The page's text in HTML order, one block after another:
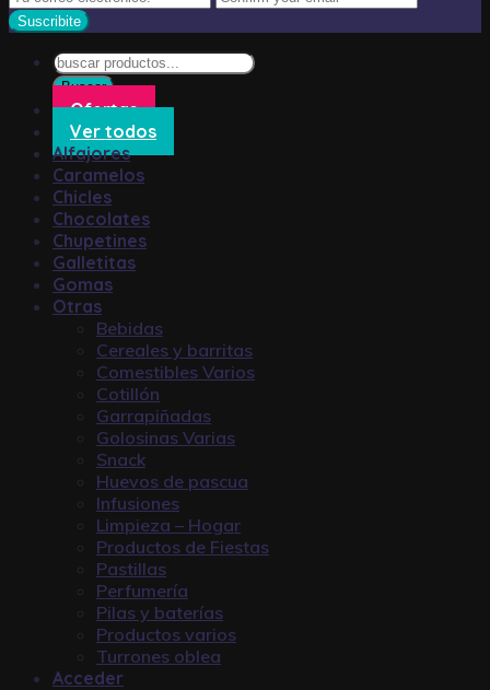
Búsqueda
de
productos
Buscar
Ofertas
Ver todos
Alfajores
Caramelos
Chicles
Chocolates
Chupetines
Galletitas
Gomas
Otras
Bebidas
Cereales y barritas
Comestibles Varios
Cotillón
Garrapiñadas
Golosinas Varias
Snack
Huevos de pascua
Infusiones
Limpieza – Hogar
Productos de Fiestas
Pastillas
Perfumería
Pilas y baterías
Productos varios
Turrones oblea
Acceder